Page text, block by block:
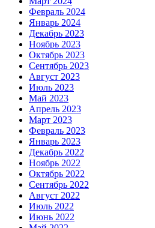
Февраль 2024
Январь 2024
Декабрь 2023
Ноябрь 2023
Октябрь 2023
Сентябрь 2023
Август 2023
Июль 2023
Май 2023
Апрель 2023
Март 2023
Февраль 2023
Январь 2023
Декабрь 2022
Ноябрь 2022
Октябрь 2022
Сентябрь 2022
Август 2022
Июль 2022
Июнь 2022